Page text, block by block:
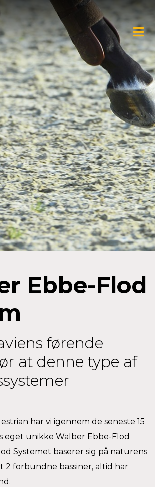
Ebbe-Flod
førende
at denne type af
har vi igennem de seneste 15
eget unikke Walber Ebbe-Flod
Systemet baserer sig på naturens
2 forbundne bassiner, altid har